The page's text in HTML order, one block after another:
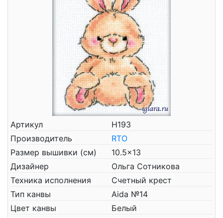
Артикул
Н193
Производитель
RTO
Размер вышивки (см)
10.5x13
Дизайнер
Ольга Сотникова
Техника исполнения
Счетный крест
Тип канвы
Aida №14
Цвет канвы
Белый